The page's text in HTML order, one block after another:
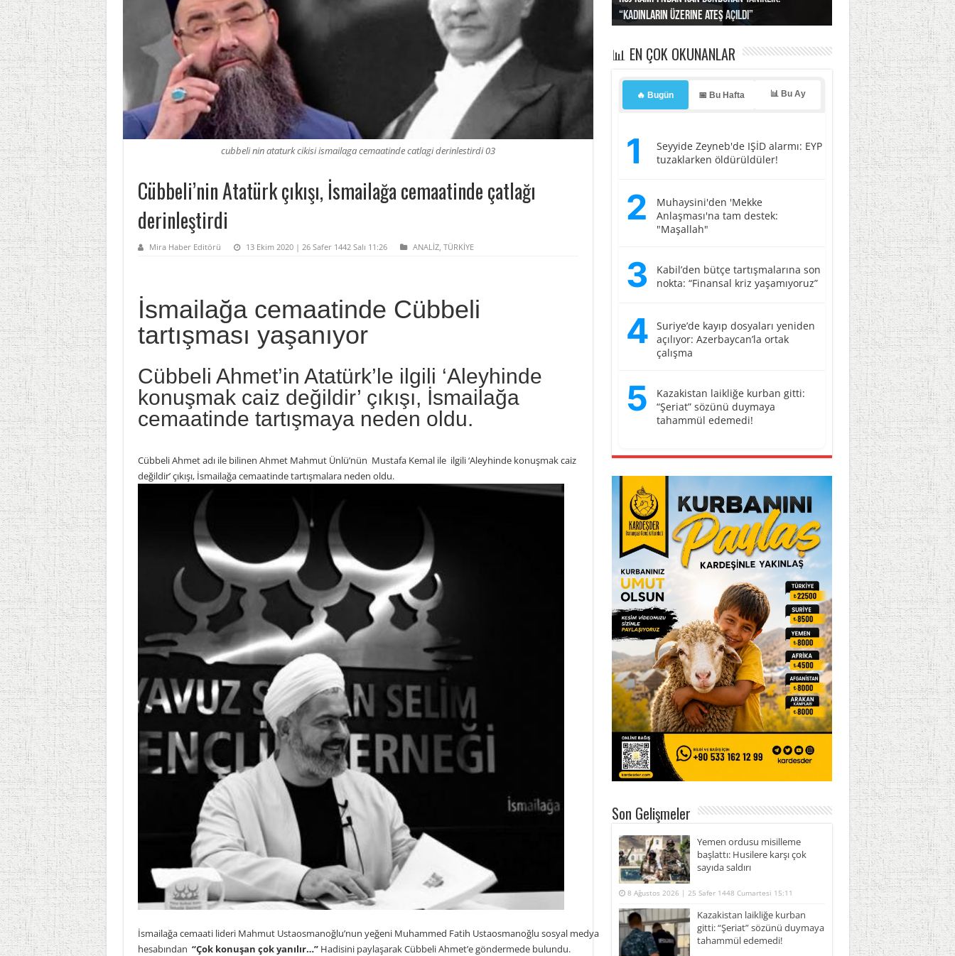
cubbeli nin ataturk cikisi ismailaga cemaatinde catlagi derinlestirdi 03
Cübbeli’nin Atatürk çıkışı, İsmailağa cemaatinde çatlağı
derinleştirdi
Mira Haber Editörü 13 Ekim 2020 | 26 Safer 1442 Salı 11:26 ANALİZ, TÜRKİYE
İsmailağa cemaatinde Cübbeli
tartışması yaşanıyor
Cübbeli Ahmet’in Atatürk’le ilgili ‘Aleyhinde
konuşmak caiz değildir’ çıkışı, İsmailağa
cemaatinde tartışmaya neden oldu.
Cübbeli Ahmet adı ile bilinen Ahmet Mahmut Ünlü’nün Mustafa Kemal ile ilgili ‘Aleyhinde konuşmak caiz
değildir’ çıkışı, İsmailağa cemaatinde tartışmalara neden oldu.
İsmailağa cemaati lideri Mahmut Ustaosmanoğlu’nun yeğeni Muhammed Fatih Ustaosmanoğlu sosyal medya
hesabından “Çok konuşan çok yanılır…”Hadisini paylaşarak Cübbeli Ahmet’e göndermede bulundu.
“Kadınların üzerine ateş açıldı”
Irak’a misilleme tehdidi!
yaptı… İsrail’in “timsah” planına fren!
kayıtlar başladı
basıldı, kabus yaşatıldı!
📊 EN ÇOK OKUNANLAR
🔥 Bugün 📅 Bu Hafta 📊 Bu Ay
1
Seyyide Zeyneb'de IŞİD alarmı: EYP
tuzaklarken öldürüldüler!
2
Muhaysini'den 'Mekke
Anlaşması'na tam destek:
"Maşallah"
3
Kabil’den bütçe tartışmalarına son
nokta: “Finansal kriz yaşamıyoruz”
4
Suriye’de kayıp dosyaları yeniden
açılıyor: Azerbaycan’la ortak
çalışma
5
Kazakistan laikliğe kurban gitti:
“Şeriat” sözünü duymaya
tahammül edemedi!
Son Gelişmeler
Yemen ordusu misilleme
başlattı: Husilere karşı çok
sayıda saldırı
8 Ağustos 2026 | 25 Safer 1448 Cumartesi 15:11
Kazakistan laikliğe kurban
gitti: “Şeriat” sözünü duymaya
tahammül edemedi!